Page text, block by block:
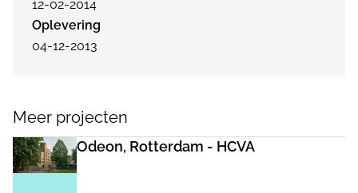
12-02-2014
Oplevering
04-12-2013
Meer projecten
Odeon, Rotterdam - HCVA